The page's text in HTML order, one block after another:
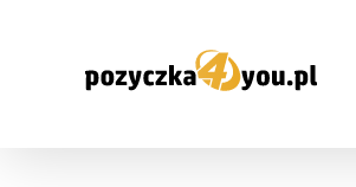
zawartości